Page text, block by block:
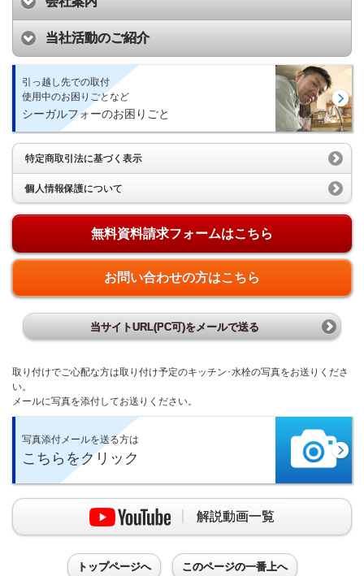
当社活動のご紹介
引っ越し先での取付
使用中のお困りごとなど
シーガルフォーのお困りごと
特定商取引法に基づく表示
個人情報保護について
無料資料請求フォームはこちら
お問い合わせの方はこちら
当サイトURL(PC可)をメールで送る
取り付けでご心配な方は取り付け予定のキッチン･水栓の写真をお送りくださ
い。
メールに写真を添付してお送りください。
写真添付メールを送る方は
こちらをクリック
解説動画一覧
トップページへ このページの一番上へ